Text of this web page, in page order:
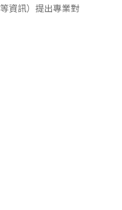
資訊）提出專業對